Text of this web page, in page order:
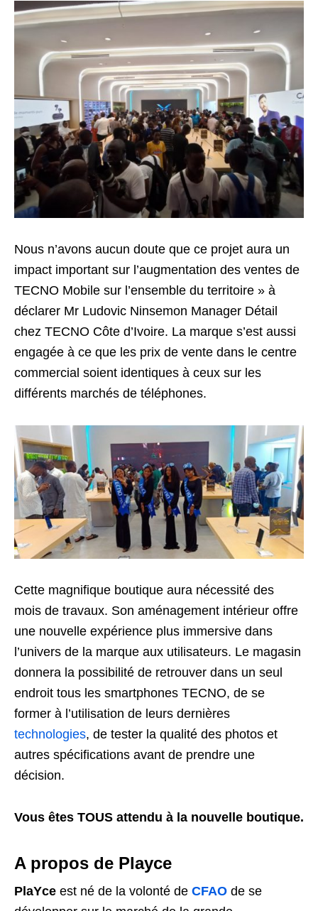
Nous n’avons aucun doute que ce projet aura un
impact important sur l’augmentation des ventes de
TECNO Mobile sur l’ensemble du territoire » à
déclarer Mr Ludovic Ninsemon Manager Détail
chez TECNO Côte d’Ivoire. La marque s’est aussi
engagée à ce que les prix de vente dans le centre
commercial soient identiques à ceux sur les
différents marchés de téléphones.
Cette magnifique boutique aura nécessité des
mois de travaux. Son aménagement intérieur offre
une nouvelle expérience plus immersive dans
l’univers de la marque aux utilisateurs. Le magasin
donnera la possibilité de retrouver dans un seul
endroit tous les smartphones TECNO, de se
former à l’utilisation de leurs dernières
technologies, de tester la qualité des photos et
autres spécifications avant de prendre une
décision.
Vous êtes TOUS attendu à la nouvelle boutique.
A propos de Playce
PlaYce est né de la volonté de CFAO de se